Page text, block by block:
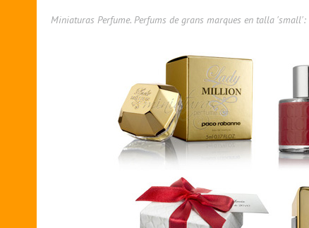
Miniaturas Perfume. Perfums de grans marques en talla